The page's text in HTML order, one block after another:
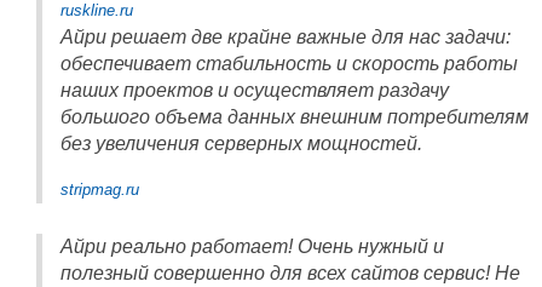
ruskline.ru
Айри решает две крайне важные для нас задачи:
обеспечивает стабильность и скорость работы
наших проектов и осуществляет раздачу
большого объема данных внешним потребителям
без увеличения серверных мощностей.
stripmag.ru
Айри реально работает! Очень нужный и
полезный совершенно для всех сайтов сервис! Не